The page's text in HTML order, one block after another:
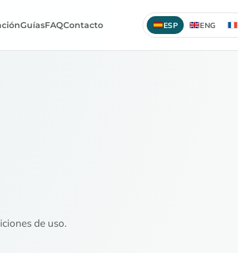
GuíasFAQContacto ESP ENG
de uso.